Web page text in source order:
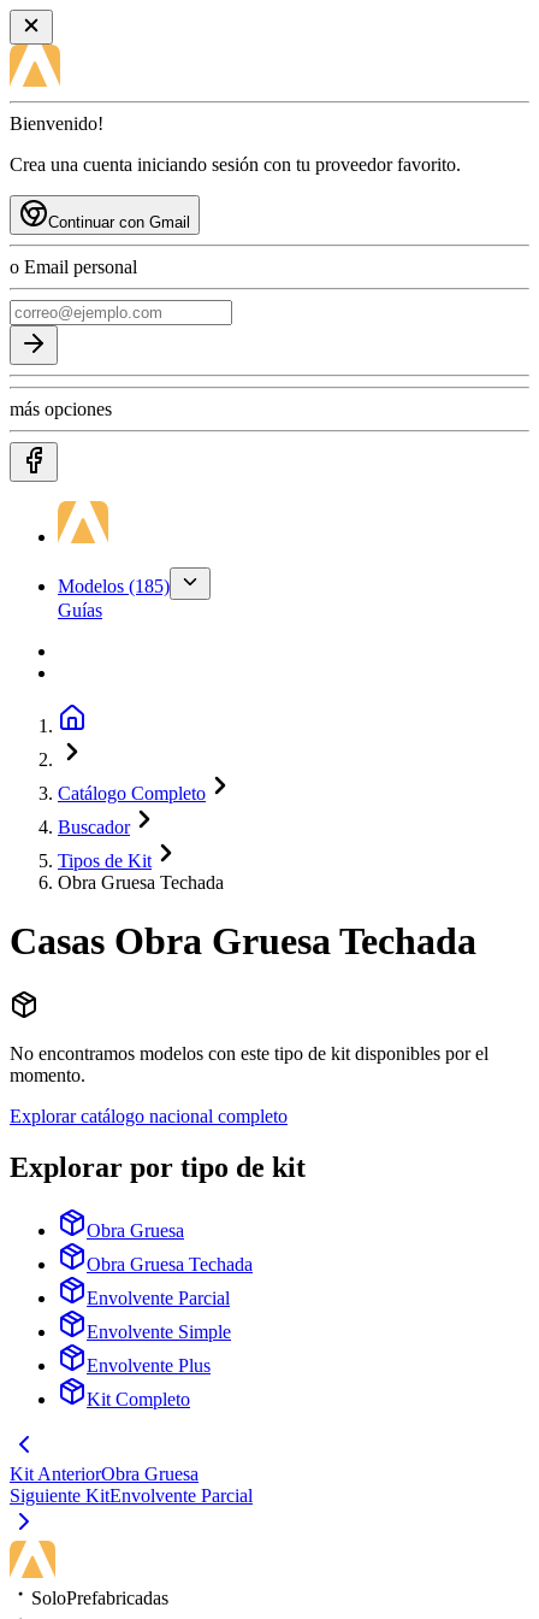
Bienvenido!
Crea una cuenta iniciando sesión con tu proveedor favorito.
Continuar con Gmail
o Email personal
más opciones
Modelos (185)
Guías
Catálogo Completo
Buscador
Tipos de Kit
Obra Gruesa Techada
Casas Obra Gruesa Techada
No encontramos modelos con este tipo de kit disponibles por el
momento.
Explorar catálogo nacional completo
Explorar por tipo de kit
Obra Gruesa
Obra Gruesa Techada
Envolvente Parcial
Envolvente Simple
Envolvente Plus
Kit Completo
Kit AnteriorObra Gruesa
Siguiente KitEnvolvente Parcial
SoloPrefabricadas